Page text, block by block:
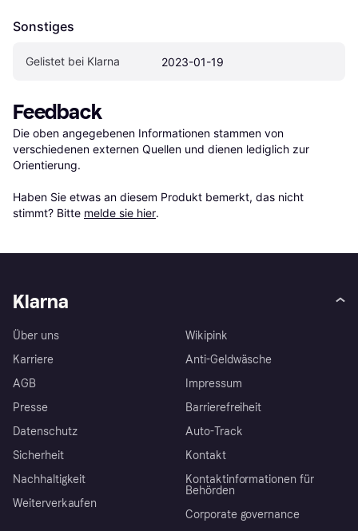
Sonstiges
Gelistet bei Klarna 2023-01-19
Feedback
Die oben angegebenen Informationen stammen von
verschiedenen externen Quellen und dienen lediglich zur
Orientierung.
Haben Sie etwas an diesem Produkt bemerkt, das nicht
stimmt? Bitte melde sie hier.
Klarna
Über uns
Karriere
AGB
Presse
Datenschutz
Sicherheit
Nachhaltigkeit
Weiterverkaufen
Wikipink
Anti-Geldwäsche
Impressum
Barrierefreiheit
Auto-Track
Kontakt
Kontaktinformationen für
Behörden
Corporate governance